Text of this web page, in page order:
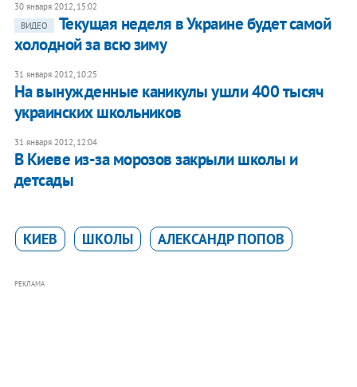
30 января 2012, 15:02
ВИДЕО
Текущая неделя в Украине будет самой
холодной за всю зиму
31 января 2012, 10:25
На вынужденные каникулы​ ушли 400 тысяч
украинских школьников
31 января 2012, 12:04
В Киеве из-за морозов закрыли школы и
детсады
КИЕВ ШКОЛЫ АЛЕКСАНДР ПОПОВ
РЕКЛАМА